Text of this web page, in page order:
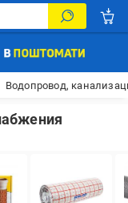
Водопровод,